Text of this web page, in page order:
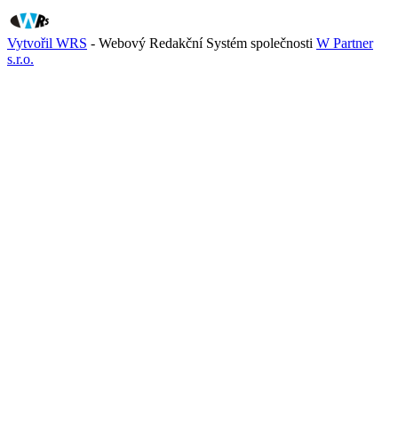
Vytvořil WRS - Webový Redakční Systém společnosti W Partner
s.r.o.